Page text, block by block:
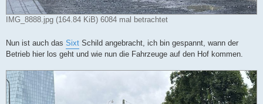
IMG_8888.jpg (164.84 KiB) 6084 mal betrachtet
Nun ist auch das Sixt Schild angebracht, ich bin gespannt, wann der
Betrieb hier los geht und wie nun die Fahrzeuge auf den Hof kommen.